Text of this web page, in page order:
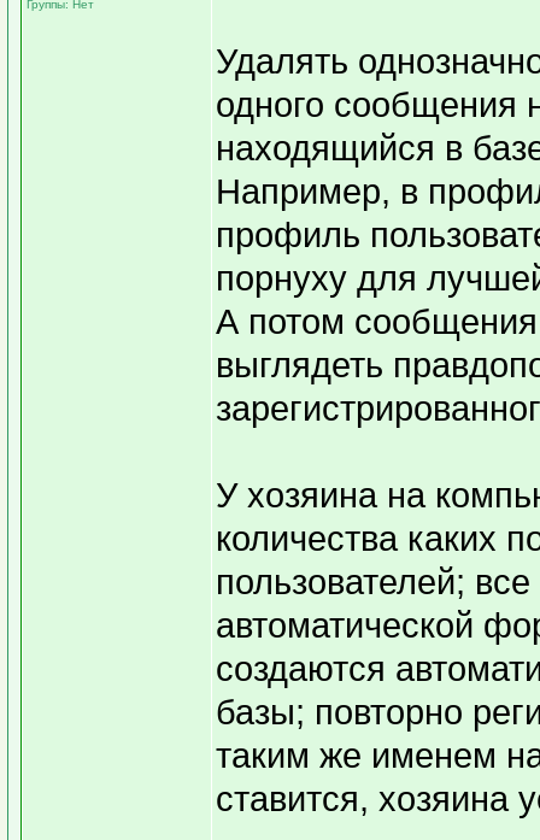
Группы: Нет
Удалять
одного сообщения
находящийся в
Например, в
профиль
порнуху для
А потом сообщения
выглядеть
У хозяина на
количества каких
пользователей;
автоматической
создаются
базы; повторно
таким же именем
ставится,